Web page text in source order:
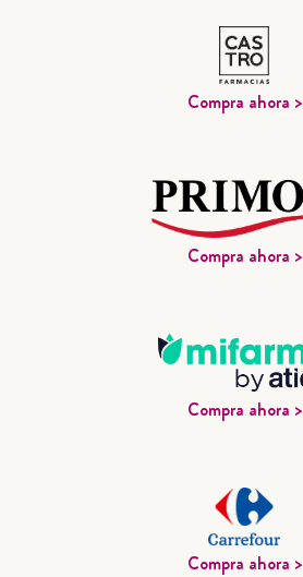
Compra ahora >
Compra ahora >
Compra ahora >
Compra ahora >